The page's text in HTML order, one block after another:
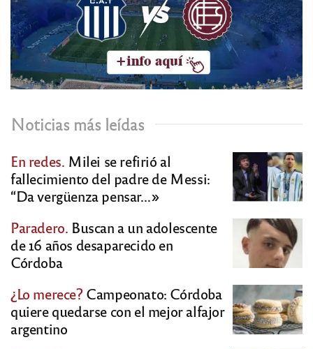
Noticias más leídas
En redes. Milei se refirió al
fallecimiento del padre de Messi:
“Da vergüenza pensar…»
Paradero. Buscan a un adolescente
de 16 años desaparecido en
Córdoba
¿Lo merece?Campeonato: Córdoba
quiere quedarse con el mejor alfajor
argentino